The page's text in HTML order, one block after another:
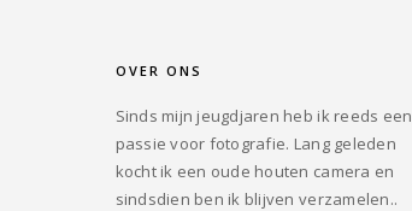
OVER ONS
Sinds mijn jeugdjaren heb ik reeds een
passie voor fotografie. Lang geleden
kocht ik een oude houten camera en
sindsdien ben ik blijven verzamelen..